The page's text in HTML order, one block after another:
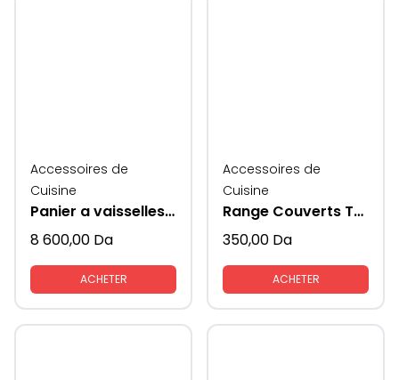
Accessoires de
Cuisine
Panier a vaisselles extractible
8 600,00 Da
ACHETER
Accessoires de
Cuisine
Range Couverts Traybond MESAN
350,00 Da
ACHETER